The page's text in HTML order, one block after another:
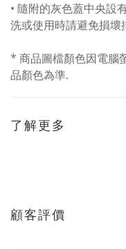
• 隨附的灰色蓋中央設
洗或使用時請避免損壞
* 商品圖檔顏色因電腦
品顏色為準.
了解更多
顧客評價